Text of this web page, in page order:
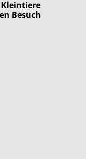
Kleintiere
Besuch